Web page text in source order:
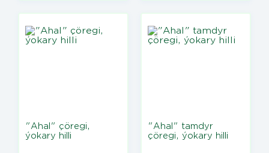
"Ahal" çöregi,
ýokary hilli
"Ahal" tamdyr
çöregi, ýokary hilli